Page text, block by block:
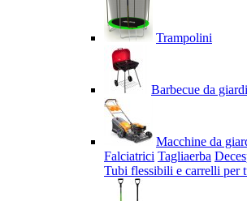
Trampolini
Barbecue da
Macchine da
Falciatrici Tagliaerba
Tubi flessibili e carrelli per